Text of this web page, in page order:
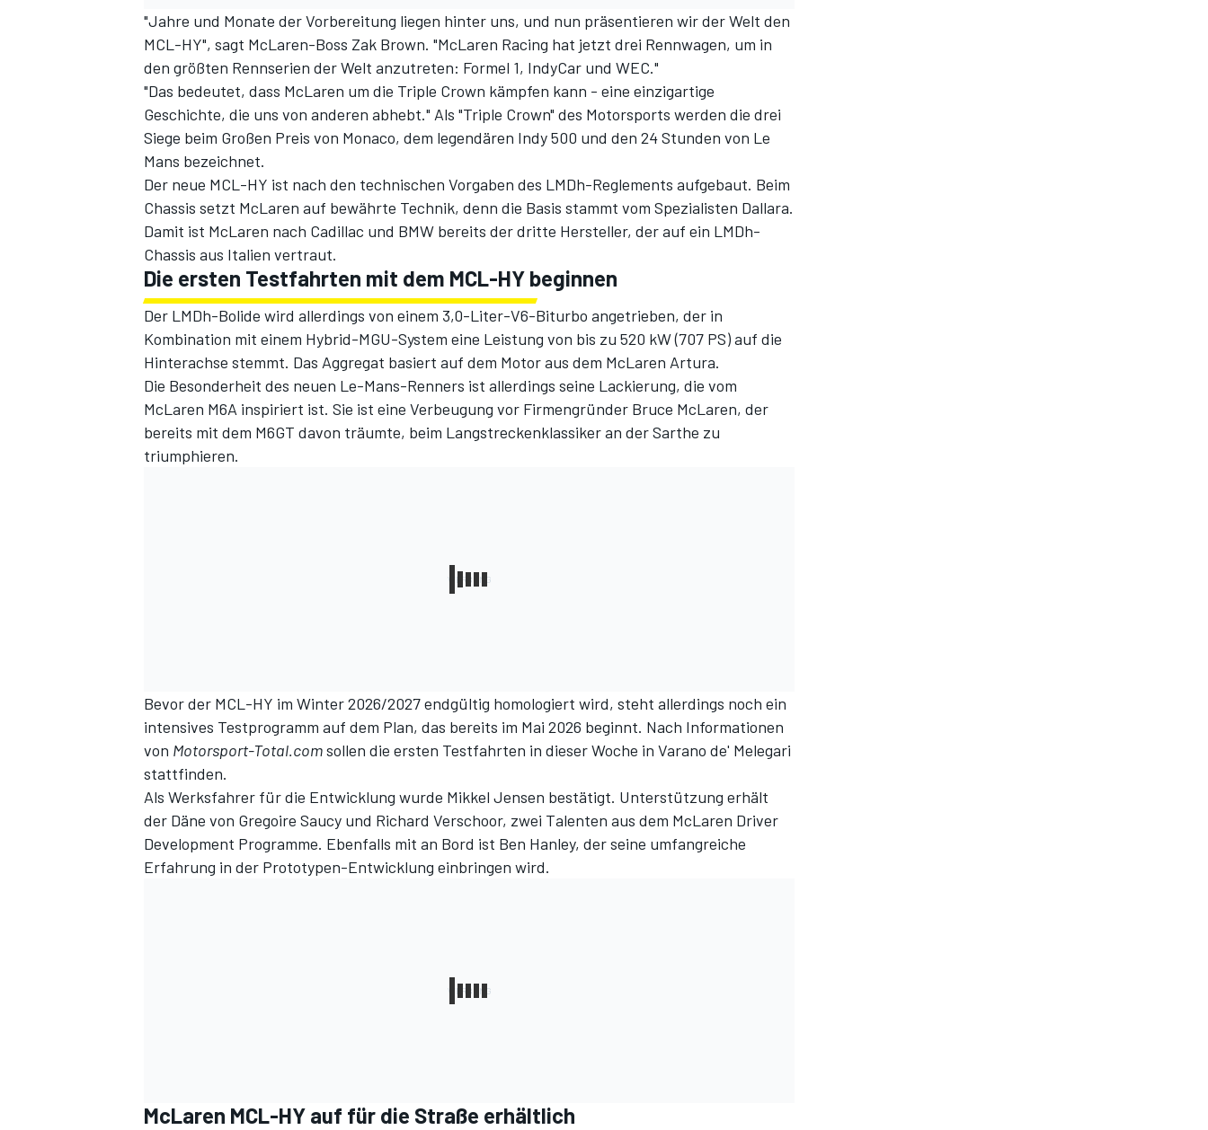
SPORTWAGEN
"Jahre und Monate der Vorbereitung liegen hinter uns, und nun präsentieren wir der Welt den
MCL-HY", sagt McLaren-Boss Zak Brown. "McLaren Racing hat jetzt drei Rennwagen, um in
den größten Rennserien der Welt anzutreten: Formel 1, IndyCar und WEC."
"Das bedeutet, dass McLaren um die Triple Crown kämpfen kann - eine einzigartige
Geschichte, die uns von anderen abhebt." Als "Triple Crown" des Motorsports werden die drei
Siege beim Großen Preis von Monaco, dem legendären Indy 500 und den 24 Stunden von Le
Mans bezeichnet.
Der neue MCL-HY ist nach den technischen Vorgaben des LMDh-Reglements aufgebaut. Beim
Chassis setzt McLaren auf bewährte Technik, denn die Basis stammt vom Spezialisten Dallara.
Damit ist McLaren nach Cadillac und BMW bereits der dritte Hersteller, der auf ein LMDh-
Chassis aus Italien vertraut.
Die ersten Testfahrten mit dem MCL-HY beginnen
Der LMDh-Bolide wird allerdings von einem 3,0-Liter-V6-Biturbo angetrieben, der in
Kombination mit einem Hybrid-MGU-System eine Leistung von bis zu 520 kW (707 PS) auf die
Hinterachse stemmt. Das Aggregat basiert auf dem Motor aus dem McLaren Artura.
Die Besonderheit des neuen Le-Mans-Renners ist allerdings seine Lackierung, die vom
McLaren M6A inspiriert ist. Sie ist eine Verbeugung vor Firmengründer Bruce McLaren, der
bereits mit dem M6GT davon träumte, beim Langstreckenklassiker an der Sarthe zu
triumphieren.
Bevor der MCL-HY im Winter 2026/2027 endgültig homologiert wird, steht allerdings noch ein
intensives Testprogramm auf dem Plan, das bereits im Mai 2026 beginnt. Nach Informationen
von Motorsport-Total.comsollen die ersten Testfahrten in dieser Woche in Varano de' Melegari
stattfinden.
Als Werksfahrer für die Entwicklung wurde Mikkel Jensen bestätigt. Unterstützung erhält
der Däne von Gregoire Saucy und Richard Verschoor, zwei Talenten aus dem McLaren Driver
Development Programme. Ebenfalls mit an Bord ist Ben Hanley, der seine umfangreiche
Erfahrung in der Prototypen-Entwicklung einbringen wird.
McLaren MCL-HY auf für die Straße erhältlich